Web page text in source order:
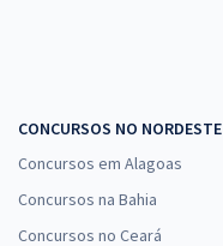
CONCURSOS NO NORDESTE
Concursos em Alagoas
Concursos na Bahia
Concursos no Ceará